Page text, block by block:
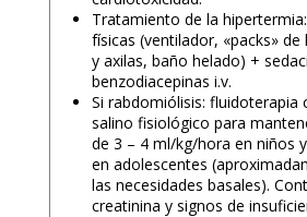
Tratamiento de la
físicas (ventilador, «packs» de
y axilas, baño helado) +
benzodiacepinas i.v.
Si rabdomiólisis: fluidoterapia
salino fisiológico para
de 3 – 4 ml/kg/hora en niños
en adolescentes
las necesidades basales).
creatinina y signos de